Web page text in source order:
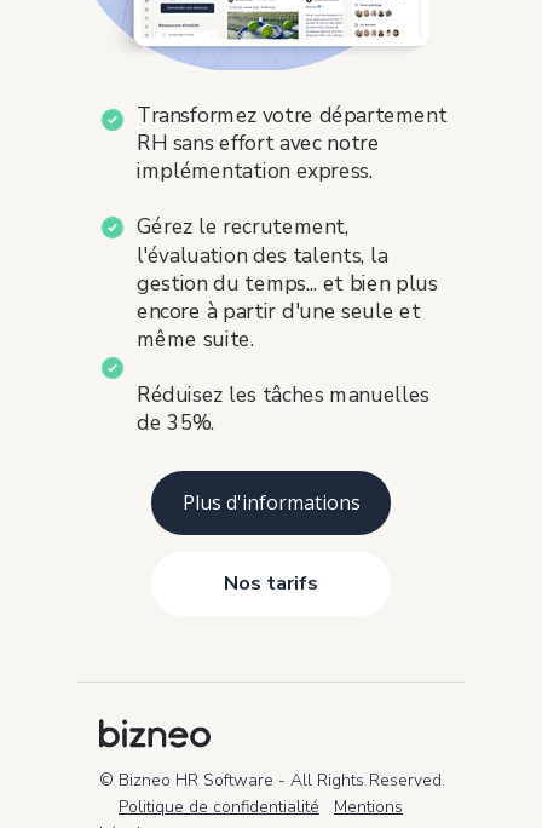
© Bizneo HR Software - All Rights Reserved.
Politique de confidentialité
Mentions
Transformez votre département
RH sans effort avec notre
implémentation express.
Gérez le recrutement,
l'évaluation des talents, la
gestion du temps... et bien plus
encore à partir d'une seule et
même suite.
Réduisez les tâches manuelles
de 35%.
Plus d'informations
Nos tarifs